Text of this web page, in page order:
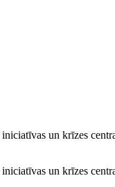
un krīzes
un krīzes